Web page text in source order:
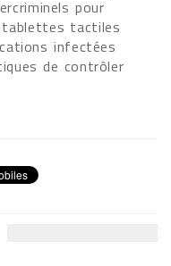
pour
tactiles
infectées
de contrôler